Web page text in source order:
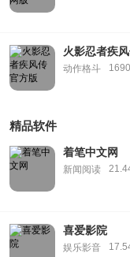
火影忍者疾
动作格斗
精品软件
着笔中文网
新闻阅读
喜爱影院
娱乐影音